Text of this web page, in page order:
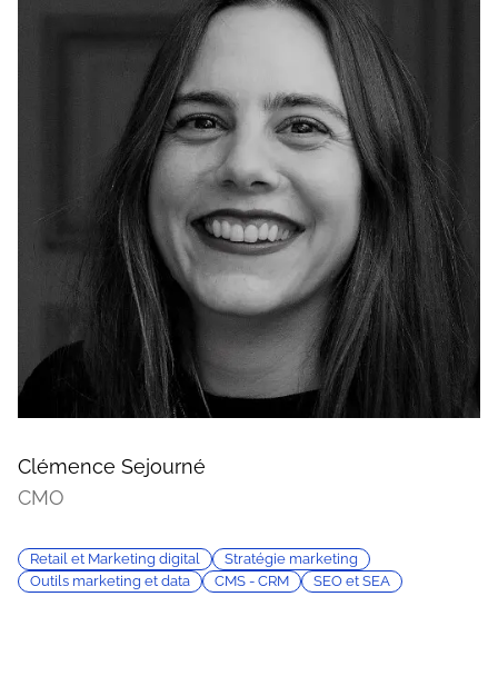
Clémence Sejourné
CMO
Retail et Marketing digital
Stratégie marketing
Outils marketing et data
CMS - CRM SEO et SEA